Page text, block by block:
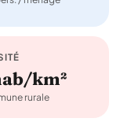
km²
rurale